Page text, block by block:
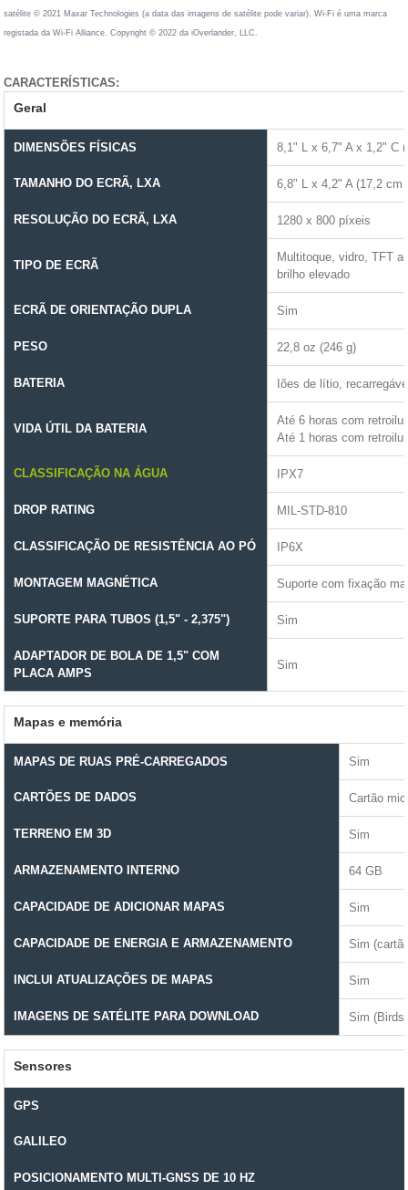
satélite © 2021 Maxar Technologies (a data das imagens de satélite pode variar). Wi-Fi é uma marca
registada da Wi-Fi Alliance. Copyright © 2022 da iOverlander, LLC.
CARACTERÍSTICAS:
Geral
DIMENSÕES FÍSICAS 8,1" L x 6,7" A x 1,2" C
TAMANHO DO ECRÃ, LXA 6,8" L x 4,2" A (17,2 cm
RESOLUÇÃO DO ECRÃ, LXA 1280 x 800 píxeis
TIPO DE ECRÃ
Multitoque, vidro, TFT
brilho elevado
ECRÃ DE ORIENTAÇÃO DUPLA Sim
PESO 22,8 oz (246 g)
BATERIA Iões de lítio,
VIDA ÚTIL DA BATERIA
Até 6 horas com
Até 1 horas com
CLASSIFICAÇÃO NA ÁGUA IPX7
DROP RATING MIL-STD-810
CLASSIFICAÇÃO DE RESISTÊNCIA AO PÓ IP6X
MONTAGEM MAGNÉTICA Suporte com fixação
SUPORTE PARA TUBOS (1,5" - 2,375") Sim
ADAPTADOR DE BOLA DE 1,5" COM
PLACA AMPS
Sim
Mapas e memória
MAPAS DE RUAS PRÉ-CARREGADOS Sim
CARTÕES DE DADOS Cartão
TERRENO EM 3D Sim
ARMAZENAMENTO INTERNO 64 GB
CAPACIDADE DE ADICIONAR MAPAS Sim
CAPACIDADE DE ENERGIA E ARMAZENAMENTO Sim
INCLUI ATUALIZAÇÕES DE MAPAS Sim
IMAGENS DE SATÉLITE PARA DOWNLOAD Sim
Sensores
GPS
GALILEO
POSICIONAMENTO MULTI-GNSS DE 10 HZ